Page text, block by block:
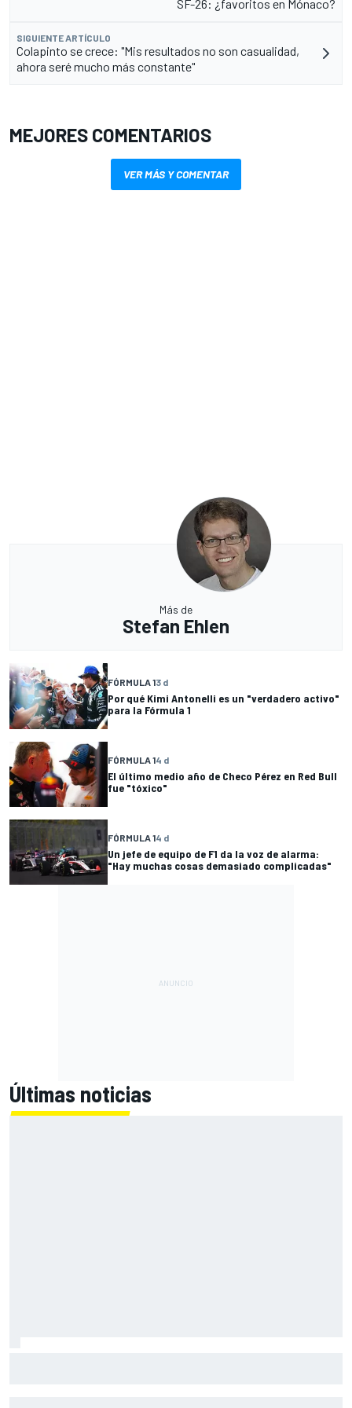
SF-26: ¿favoritos en Mónaco?
SIGUIENTE ARTÍCULO
Colapinto se crece: "Mis resultados no son casualidad,
ahora seré mucho más constante"
MEJORES COMENTARIOS
VER MÁS Y COMENTAR
Más de
Stefan Ehlen
FÓRMULA 13 d
Por qué Kimi Antonelli es un "verdadero activo"
para la Fórmula 1
FÓRMULA 14 d
El último medio año de Checo Pérez en Red Bull
fue "tóxico"
FÓRMULA 14 d
Un jefe de equipo de F1 da la voz de alarma:
"Hay muchas cosas demasiado complicadas"
Últimas noticias